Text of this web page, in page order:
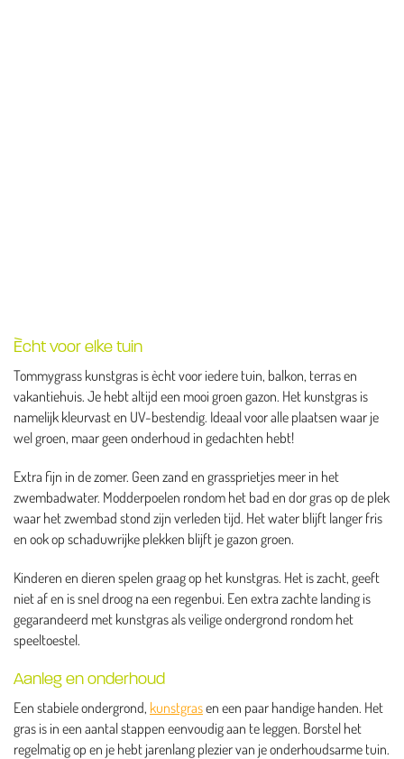
Ècht voor elke tuin
Tommygrass kunstgras is ècht voor iedere tuin, balkon, terras en
vakantiehuis. Je hebt altijd een mooi groen gazon. Het kunstgras is
namelijk kleurvast en UV-bestendig. Ideaal voor alle plaatsen waar je
wel groen, maar geen onderhoud in gedachten hebt!
Extra fijn in de zomer. Geen zand en grassprietjes meer in het
zwembadwater. Modderpoelen rondom het bad en dor gras op de plek
waar het zwembad stond zijn verleden tijd. Het water blijft langer fris
en ook op schaduwrijke plekken blijft je gazon groen.
Kinderen en dieren spelen graag op het kunstgras. Het is zacht, geeft
niet af en is snel droog na een regenbui. Een extra zachte landing is
gegarandeerd met kunstgras als veilige ondergrond rondom het
speeltoestel.
Aanleg en onderhoud
Een stabiele ondergrond, kunstgrasen een paar handige handen. Het
gras is in een aantal stappen eenvoudig aan te leggen. Borstel het
regelmatig op en je hebt jarenlang plezier van je onderhoudsarme tuin.